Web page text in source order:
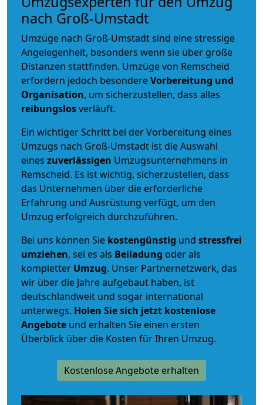
nach Groß-Umstadt
Umzüge nach Groß-Umstadt sind eine stressige
Angelegenheit, besonders wenn sie über große
Distanzen stattfinden. Umzüge von Remscheid
erfordern jedoch besondereVorbereitung und
Organisation, um sicherzustellen, dass alles
reibungslosverläuft.
Ein wichtiger Schritt bei der Vorbereitung eines
Umzugs nach Groß-Umstadt ist die Auswahl
eines zuverlässigen Umzugsunternehmens in
Remscheid. Es ist wichtig, sicherzustellen, dass
das Unternehmen über die erforderliche
Erfahrung und Ausrüstung verfügt, um den
Umzug erfolgreich durchzuführen.
Bei uns können Sie kostengünstig und stressfrei
umziehen, sei es als Beiladung oder als
kompletter Umzug. Unser Partnernetzwerk, das
wir über die Jahre aufgebaut haben, ist
deutschlandweit und sogar international
unterwegs. Holen Sie sich jetzt kostenlose
Angebote und erhalten Sie einen ersten
Überblick über die Kosten für Ihren Umzug.
Kostenlose Angebote erhalten